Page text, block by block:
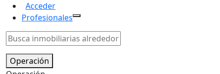
Acceder
Profesionales
Operación